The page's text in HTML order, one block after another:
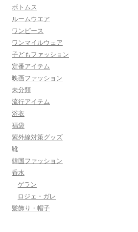
ボトムス
ルームウエア
ワンピース
ワンマイルウェア
子どもファッション
定番アイテム
映画ファッション
未分類
流行アイテム
浴衣
福袋
紫外線対策グッズ
靴
韓国ファッション
香水
ゲラン
ロジェ・ガレ
髪飾り・帽子